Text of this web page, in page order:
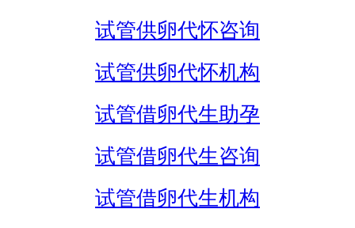
试管供卵代怀咨询
试管供卵代怀机构
试管借卵代生助孕
试管借卵代生咨询
试管借卵代生机构